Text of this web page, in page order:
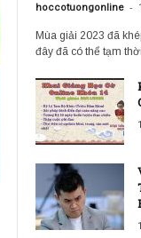
hoccotuongonline -
Mùa giải 2023 đã
đây đã có thể tạm